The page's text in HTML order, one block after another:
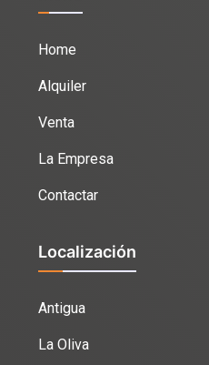
Home
Alquiler
Venta
La Empresa
Contactar
Localización
Antigua
La Oliva